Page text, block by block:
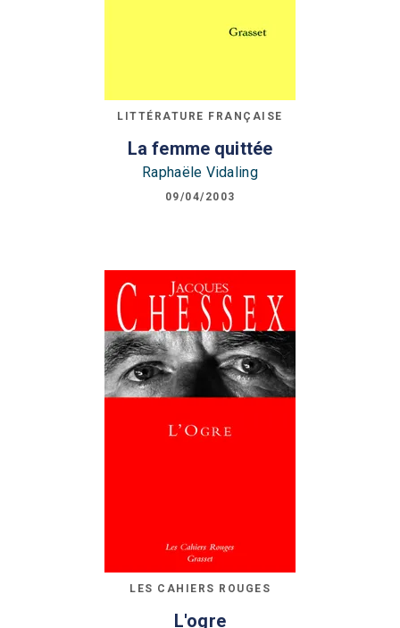
LITTÉRATURE FRANÇAISE
La femme quittée
Raphaële Vidaling
09/04/2003
LES CAHIERS ROUGES
L'ogre